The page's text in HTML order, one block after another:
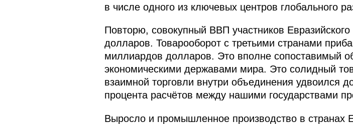
в числе одного из ключевых центров глобального
Повторю, совокупный ВВП участников
долларов. Товарооборот с третьими странами
миллиардов долларов. Это вполне сопоставимый
экономическими державами мира. Это солидный
взаимной торговли внутри объединения удвоился
процента расчётов между нашими государствами
Выросло и промышленное производство в странах